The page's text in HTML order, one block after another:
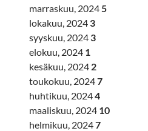
marraskuu, 20245
lokakuu, 2024 3
syyskuu, 2024 3
elokuu, 2024 1
kesäkuu, 2024 2
toukokuu, 20247
huhtikuu, 20244
maaliskuu, 2024 10
helmikuu, 20247